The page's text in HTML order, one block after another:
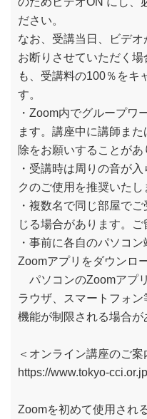
ださい。
なお、受講当日、ビデ
お断りさせていただく
も、受講料の100％をキ
す。
・Zoom内でグループワ
ます。講座中に講師ま
除をお願いすることがあ
・受講時は周りの音が
クのご使用を推奨いたし
・複数名で同じ部屋で
じる場合があります。ご
・事前に各自のパソコ
Zoomアプリをダウンロ
パソコンのZoomアプ
ラウザ、スマートフォ
機能が制限される場合が
＜オンライン講座のご案
https://www.tokyo-
Zoomを初めて使用され